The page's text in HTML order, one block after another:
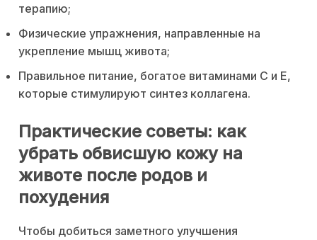
терапию;
Физические упражнения, направленные на
укрепление мышц живота;
Правильное питание, богатое витаминами С и Е,
которые стимулируют синтез коллагена.
Практические советы: как
убрать обвисшую кожу на
животе после родов и
похудения
Чтобы добиться заметного улучшения